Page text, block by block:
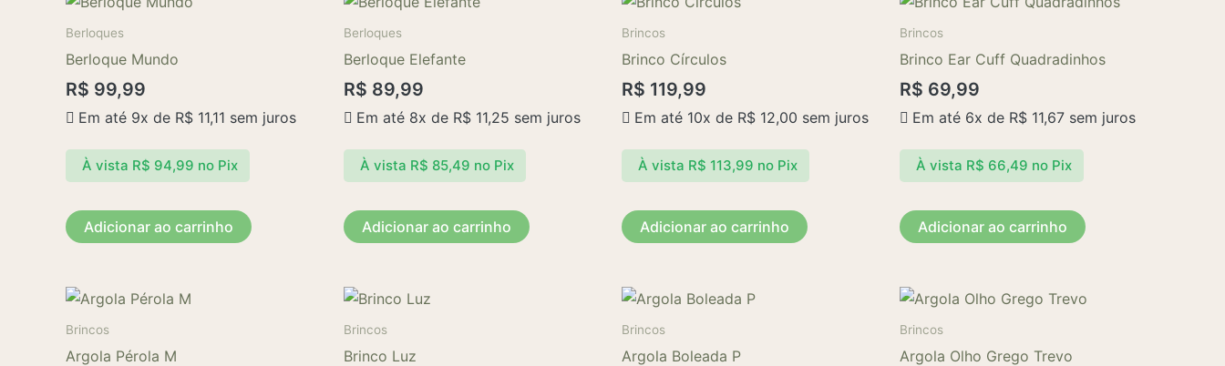
Berloques
Berloque Mundo
R$ 99,99
Em até 9x de R$ 11,11 sem juros
À vista R$ 94,99 no Pix
Adicionar ao carrinho
Berloques
Berloque Elefante
R$ 89,99
Em até 8x de R$ 11,25 sem juros
À vista R$ 85,49 no Pix
Adicionar ao carrinho
Brincos
Brinco Círculos
R$ 119,99
Em até 10x de R$ 12,00 sem juros
À vista R$ 113,99 no Pix
Adicionar ao carrinho
Brincos
Brinco Ear Cuff Quadradinhos
R$ 69,99
Em até 6x de R$ 11,67 sem juros
À vista R$ 66,49 no Pix
Adicionar ao carrinho
Brincos
Argola Pérola M
Brincos
Brinco Luz
Brincos
Argola Boleada P
Brincos
Argola Olho Grego Trevo